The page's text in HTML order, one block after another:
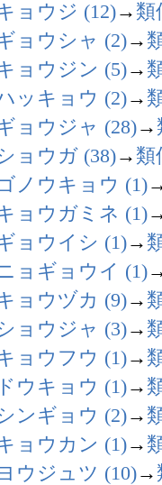
ョウジ (12)→ 類
ョウシャ (2)→
ョウジン (5)→
ッキョウ (2)→
ョウジャ (28)→
ョウガ (38)→ 類
ノウキョウ (1)
ョウガミネ (1)
ョウイシ (1)→
ョギョウイ (1)
ョウヅカ (9)→
ョウジャ (3)→
ョウフウ (1)→
ドウキョウ (1)→
ンギョウ (2)→
ョウカン (1)→
ウジュツ (10)→